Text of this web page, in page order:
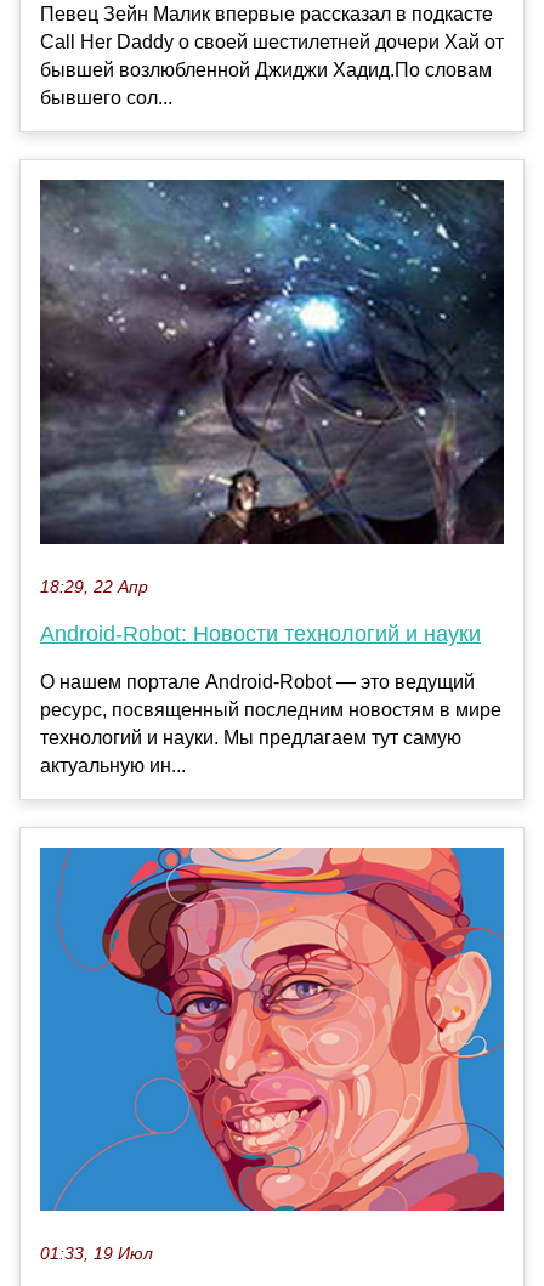
Певец Зейн Малик впервые рассказал в подкасте
Call Her Daddy о своей шестилетней дочери Хай от
бывшей возлюбленной Джиджи Хадид.По словам
бывшего сол...
18:29, 22 Апр
Android-Robot: Новости технологий и науки
О нашем портале Android-Robot — это ведущий
ресурс, посвященный последним новостям в мире
технологий и науки. Мы предлагаем тут самую
актуальную ин...
01:33, 19 Июл